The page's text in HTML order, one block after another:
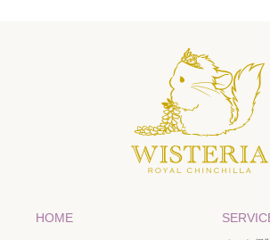
HOME